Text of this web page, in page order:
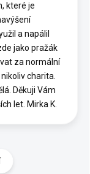
které je
a napálil
jako pražák
za normální
charita.
Děkuji Vám
let. Mirka K.